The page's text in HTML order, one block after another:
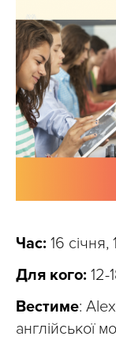
Час: 16 січня,
Для кого: 12-
Вестиме:
англійської